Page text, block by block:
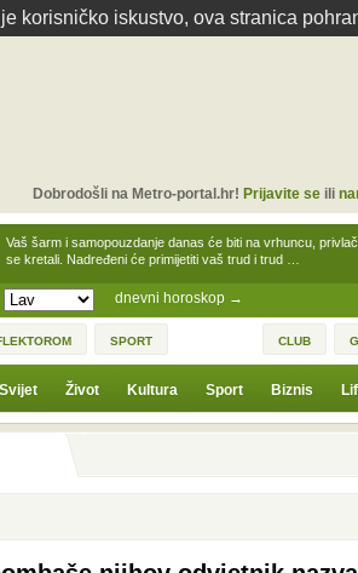
korisničko iskustvo, ova stranica
dnevni horoskop →
Vaš šarm i samopouzdanje danas će biti na vrhuncu,
se kretali. Nadređeni će primijetiti vaš trud i trud …
Dobrodošli na Metro-portal.hr! Prijavite seili
SPORT CLUB
Svijet Život Kultura Sport Biznis